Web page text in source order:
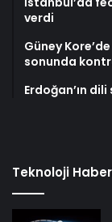
verdi
Güney
sonunda
Erdoğan’ın
Teknoloji